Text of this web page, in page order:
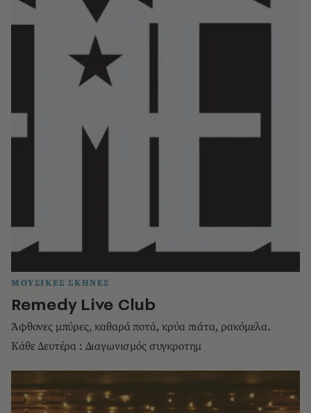
ΜΟΥΣΙΚΕΣ ΣΚΗΝΕΣ
Remedy Live Club
Άφθονες μπύρες, καθαρά ποτά, κρύα πιάτα, ρακόμελα.
Κάθε Δευτέρα : Διαγωνισμός συγκροτημ